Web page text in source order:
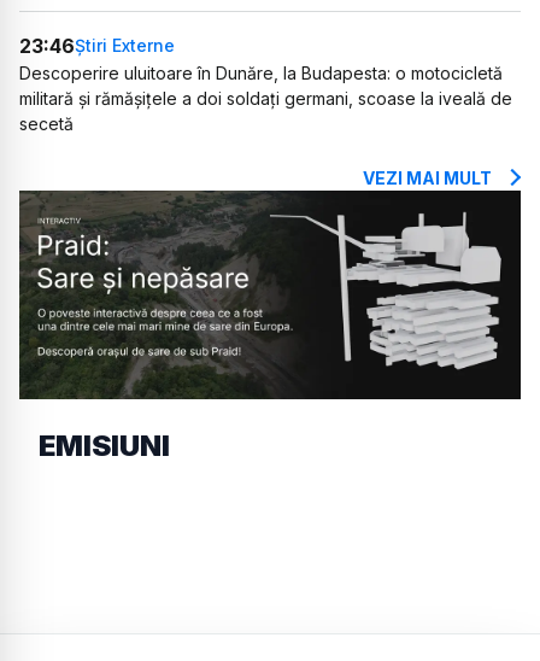
23:46Știri Externe
Descoperire uluitoare în Dunăre, la Budapesta: o motocicletă
militară și rămășițele a doi soldați germani, scoase la iveală de
secetă
VEZI MAI MULT
EMISIUNI